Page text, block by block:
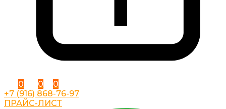
0 0
0
+7 (916) 868-76-97
ПРАЙС-ЛИСТ